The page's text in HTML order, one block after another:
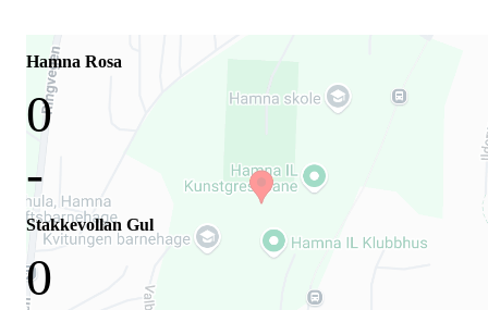
Hamna Rosa
0
-
Stakkevollan Gul
0